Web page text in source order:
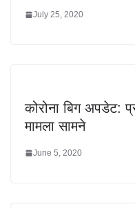
July 25, 2020
कोरोना बिग अपडेट:
मामला सामने
June 5, 2020